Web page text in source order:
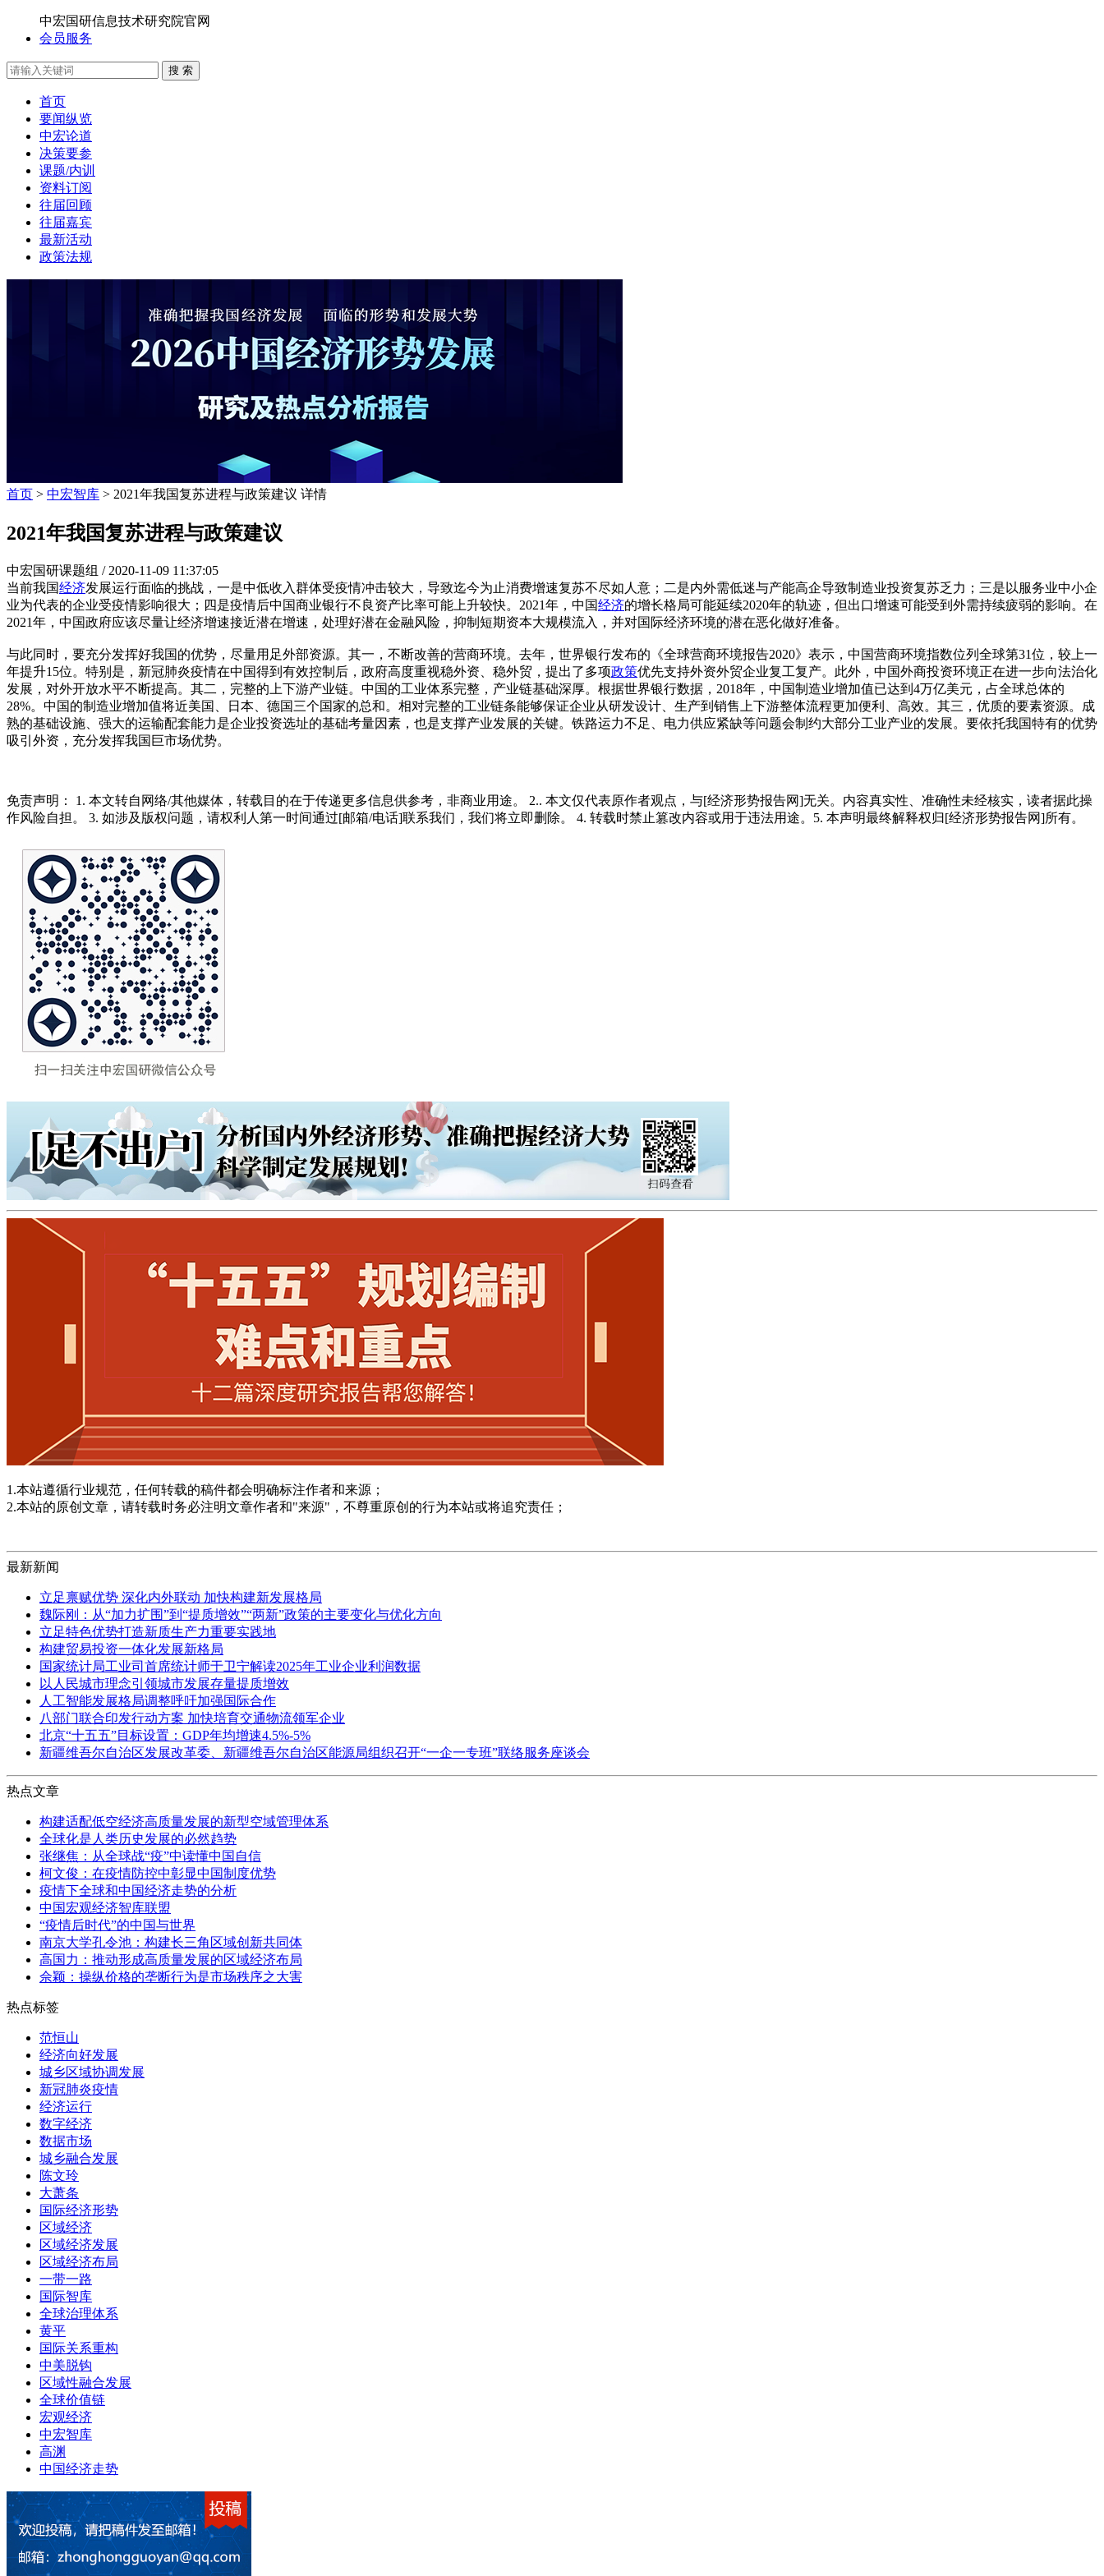
中宏国研信息技术研究院官网
会员服务
搜 索
首页
要闻纵览
中宏论道
决策要参
课题/内训
资料订阅
往届回顾
往届嘉宾
最新活动
政策法规
首页 > 中宏智库 > 2021年我国复苏进程与政策建议 详情
2021年我国复苏进程与政策建议
中宏国研课题组 / 2020-11-09 11:37:05
当前我国经济发展运行面临的挑战，一是中低收入群体受疫情冲击较大，导致迄今为止消费增速复苏不尽如人意；二是内外需低迷与产能高企导致制造业投资复苏乏力；三是以服务业中小企
业为代表的企业受疫情影响很大；四是疫情后中国商业银行不良资产比率可能上升较快。2021年，中国经济的增长格局可能延续2020年的轨迹，但出口增速可能受到外需持续疲弱的影响。在
2021年，中国政府应该尽量让经济增速接近潜在增速，处理好潜在金融风险，抑制短期资本大规模流入，并对国际经济环境的潜在恶化做好准备。
与此同时，要充分发挥好我国的优势，尽量用足外部资源。其一，不断改善的营商环境。去年，世界银行发布的《全球营商环境报告2020》表示，中国营商环境指数位列全球第31位，较上一
年提升15位。特别是，新冠肺炎疫情在中国得到有效控制后，政府高度重视稳外资、稳外贸，提出了多项政策优先支持外资外贸企业复工复产。此外，中国外商投资环境正在进一步向法治化
发展，对外开放水平不断提高。其二，完整的上下游产业链。中国的工业体系完整，产业链基础深厚。根据世界银行数据，2018年，中国制造业增加值已达到4万亿美元，占全球总体的
28%。中国的制造业增加值将近美国、日本、德国三个国家的总和。相对完整的工业链条能够保证企业从研发设计、生产到销售上下游整体流程更加便利、高效。其三，优质的要素资源。成
熟的基础设施、强大的运输配套能力是企业投资选址的基础考量因素，也是支撑产业发展的关键。铁路运力不足、电力供应紧缺等问题会制约大部分工业产业的发展。要依托我国特有的优势
吸引外资，充分发挥我国巨市场优势。
免责声明： 1. 本文转自网络/其他媒体，转载目的在于传递更多信息供参考，非商业用途。 2.. 本文仅代表原作者观点，与[经济形势报告网]无关。内容真实性、准确性未经核实，读者据此操
作风险自担。 3. 如涉及版权问题，请权利人第一时间通过[邮箱/电话]联系我们，我们将立即删除。 4. 转载时禁止篡改内容或用于违法用途。5. 本声明最终解释权归[经济形势报告网]所有。
1.本站遵循行业规范，任何转载的稿件都会明确标注作者和来源；
2.本站的原创文章，请转载时务必注明文章作者和"来源"，不尊重原创的行为本站或将追究责任；
最新新闻
立足禀赋优势 深化内外联动 加快构建新发展格局
魏际刚：从“加力扩围”到“提质增效”“两新”政策的主要变化与优化方向
立足特色优势打造新质生产力重要实践地
构建贸易投资一体化发展新格局
国家统计局工业司首席统计师于卫宁解读2025年工业企业利润数据
以人民城市理念引领城市发展存量提质增效
人工智能发展格局调整呼吁加强国际合作
八部门联合印发行动方案 加快培育交通物流领军企业
北京“十五五”目标设置：GDP年均增速4.5%-5%
新疆维吾尔自治区发展改革委、新疆维吾尔自治区能源局组织召开“一企一专班”联络服务座谈会
热点文章
构建适配低空经济高质量发展的新型空域管理体系
全球化是人类历史发展的必然趋势
张继焦：从全球战“疫”中读懂中国自信
柯文俊：在疫情防控中彰显中国制度优势
疫情下全球和中国经济走势的分析
中国宏观经济智库联盟
“疫情后时代”的中国与世界
南京大学孔令池：构建长三角区域创新共同体
高国力：推动形成高质量发展的区域经济布局
佘颖：操纵价格的垄断行为是市场秩序之大害
热点标签
范恒山
经济向好发展
城乡区域协调发展
新冠肺炎疫情
经济运行
数字经济
数据市场
城乡融合发展
陈文玲
大萧条
国际经济形势
区域经济
区域经济发展
区域经济布局
一带一路
国际智库
全球治理体系
黄平
国际关系重构
中美脱钩
区域性融合发展
全球价值链
宏观经济
中宏智库
高渊
中国经济走势